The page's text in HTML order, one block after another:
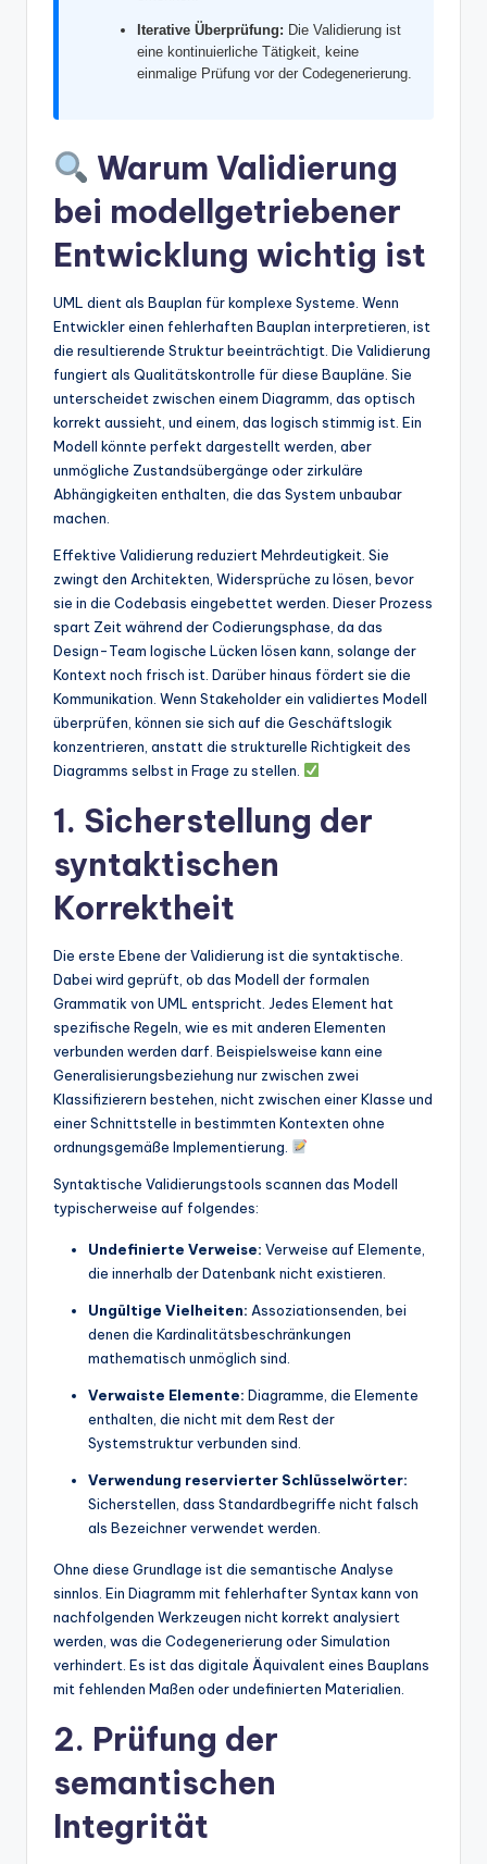
Iterative Überprüfung: Die Validierung ist
eine kontinuierliche Tätigkeit, keine
einmalige Prüfung vor der Codegenerierung.
Warum Validierung
bei modellgetriebener
Entwicklung wichtig ist
UML dient als Bauplan für komplexe Systeme. Wenn
Entwickler einen fehlerhaften Bauplan interpretieren, ist
die resultierende Struktur beeinträchtigt. Die Validierung
fungiert als Qualitätskontrolle für diese Baupläne. Sie
unterscheidet zwischen einem Diagramm, das optisch
korrekt aussieht, und einem, das logisch stimmig ist. Ein
Modell könnte perfekt dargestellt werden, aber
unmögliche Zustandsübergänge oder zirkuläre
Abhängigkeiten enthalten, die das System unbaubar
machen.
Effektive Validierung reduziert Mehrdeutigkeit. Sie
zwingt den Architekten, Widersprüche zu lösen, bevor
sie in die Codebasis eingebettet werden. Dieser Prozess
spart Zeit während der Codierungsphase, da das
Design-Team logische Lücken lösen kann, solange der
Kontext noch frisch ist. Darüber hinaus fördert sie die
Kommunikation. Wenn Stakeholder ein validiertes Modell
überprüfen, können sie sich auf die Geschäftslogik
konzentrieren, anstatt die strukturelle Richtigkeit des
Diagramms selbst in Frage zu stellen.
1. Sicherstellung der
syntaktischen
Korrektheit
Die erste Ebene der Validierung ist die syntaktische.
Dabei wird geprüft, ob das Modell der formalen
Grammatik von UML entspricht. Jedes Element hat
spezifische Regeln, wie es mit anderen Elementen
verbunden werden darf. Beispielsweise kann eine
Generalisierungsbeziehung nur zwischen zwei
Klassifizierern bestehen, nicht zwischen einer Klasse und
einer Schnittstelle in bestimmten Kontexten ohne
ordnungsgemäße Implementierung.
Syntaktische Validierungstools scannen das Modell
typischerweise auf folgendes:
Undefinierte Verweise: Verweise auf Elemente,
die innerhalb der Datenbank nicht existieren.
Ungültige Vielheiten: Assoziationsenden, bei
denen die Kardinalitätsbeschränkungen
mathematisch unmöglich sind.
Verwaiste Elemente: Diagramme, die Elemente
enthalten, die nicht mit dem Rest der
Systemstruktur verbunden sind.
Verwendung reservierter Schlüsselwörter:
Sicherstellen, dass Standardbegriffe nicht falsch
als Bezeichner verwendet werden.
Ohne diese Grundlage ist die semantische Analyse
sinnlos. Ein Diagramm mit fehlerhafter Syntax kann von
nachfolgenden Werkzeugen nicht korrekt analysiert
werden, was die Codegenerierung oder Simulation
verhindert. Es ist das digitale Äquivalent eines Bauplans
mit fehlenden Maßen oder undefinierten Materialien.
2. Prüfung der
semantischen
Integrität